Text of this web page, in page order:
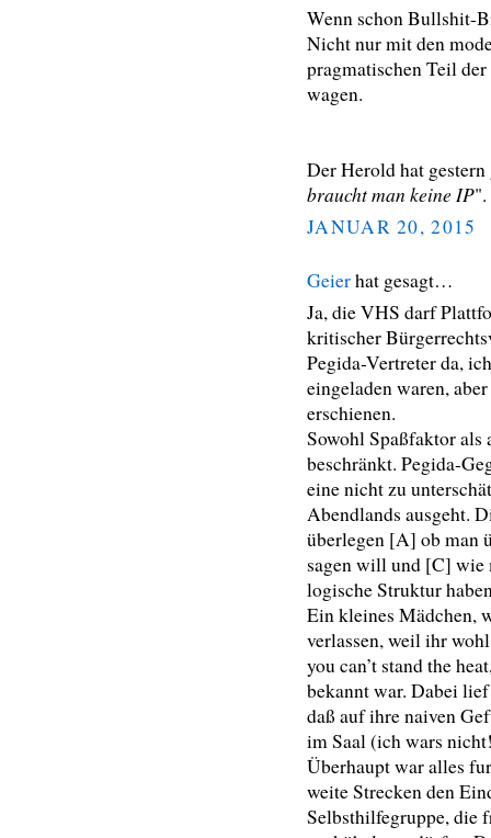
Wenn schon Bullshit-
Nicht nur mit den
pragmatischen Teil
wagen.
Der Herold hat gestern
braucht man keine IP
JANUAR 20, 2015
Geierhat gesagt…
Ja, die VHS darf
kritischer
Pegida-Vertreter da,
eingeladen waren,
erschienen.
Sowohl Spaßfaktor als
beschränkt. Pegida-
eine nicht zu
Abendlands ausgeht.
überlegen [A] ob man
sagen will und [C] wie
logische Struktur
Ein kleines Mädchen,
verlassen, weil ihr
you can’t stand the
bekannt war. Dabei
daß auf ihre naiven
im Saal (ich wars
Überhaupt war alles
weite Strecken den
Selbsthilfegruppe, die